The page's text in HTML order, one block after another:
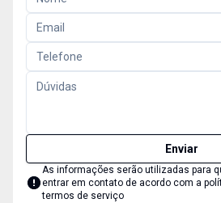
Enviar
As informações serão utilizadas para
entrar em contato de acordo com a
termos de serviço